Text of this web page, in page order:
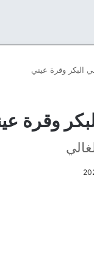
البكر وقرة عيني
وقرة